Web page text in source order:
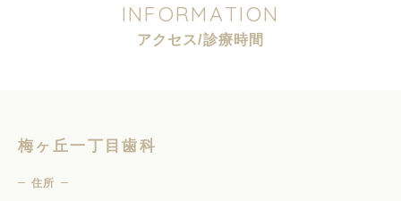
INFORMATION
アクセス/診療時間
梅ヶ丘一丁目歯科
住所